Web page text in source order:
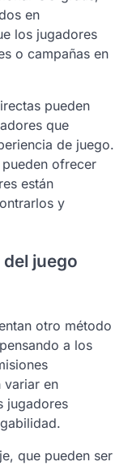
en
los jugadores
o campañas en
pueden
que
de juego.
ofrecer
están
y
juego
otro método
a los
variar en
jugadores
que pueden ser